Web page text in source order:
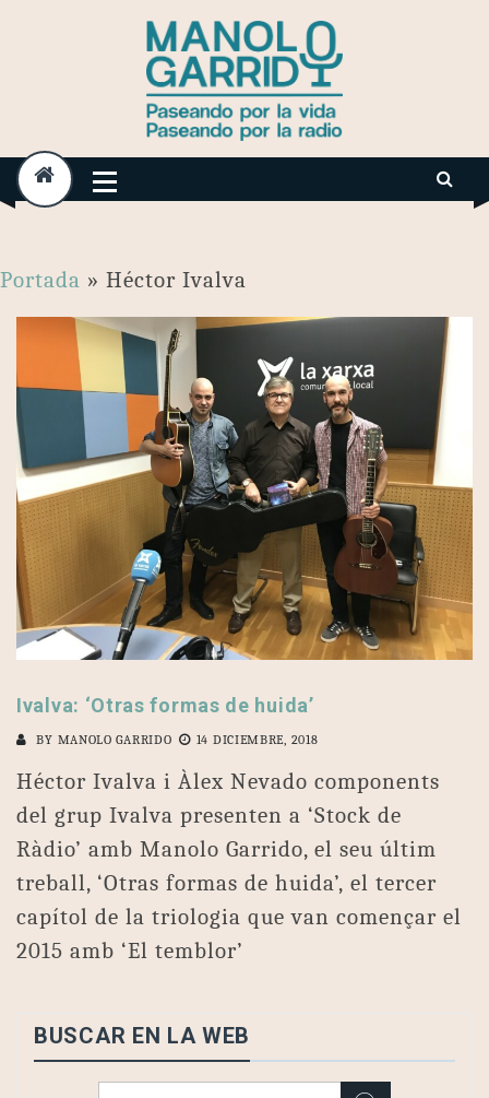
Portada » Héctor Ivalva
Ivalva: ‘Otras formas de huida’
BY MANOLO GARRIDO 14 DICIEMBRE, 2018
Héctor Ivalva i Àlex Nevado components
del grup Ivalva presenten a ‘Stock de
Ràdio’ amb Manolo Garrido, el seu últim
treball, ‘Otras formas de huida’, el tercer
capítol de la triologia que van començar el
2015 amb ‘El temblor’
BUSCAR EN LA WEB